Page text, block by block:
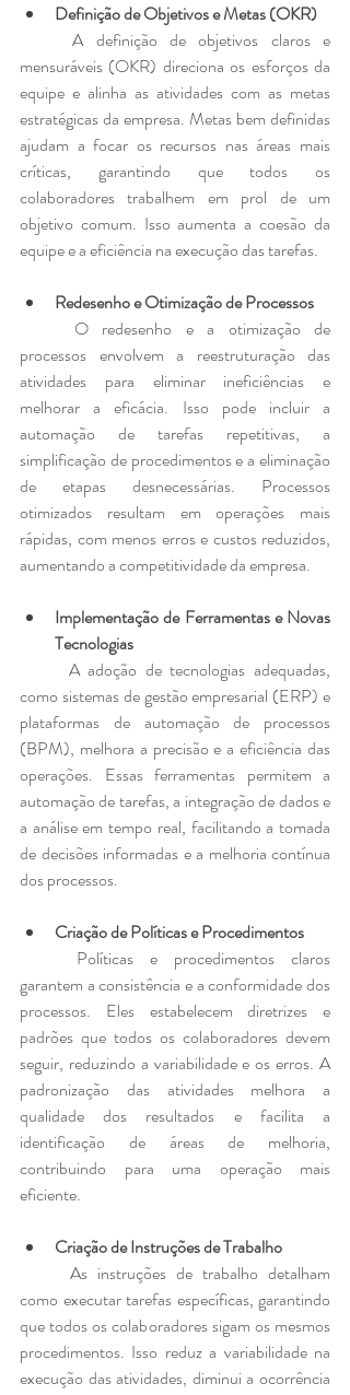
Definição de Objetivos e Metas (OKR)
	A definição de objetivos claros e
mensuráveis (OKR) direciona os esforços da
equipe e alinha as atividades com as metas
estratégicas da empresa. Metas bem definidas
ajudam a focar os recursos nas áreas mais
críticas, garantindo que todos os
colaboradores trabalhem em prol de um
objetivo comum. Isso aumenta a coesão da
equipe e a eficiência na execução das tarefas.
Redesenho e Otimização de Processos
processos envolvem a reestruturação das
atividades para eliminar ineficiências e
melhorar a eficácia. Isso pode incluir a
automação de tarefas repetitivas, a
simplificação de procedimentos e a eliminação
de etapas desnecessárias. Processos
otimizados resultam em operações mais
rápidas, com menos erros e custos reduzidos,
aumentando a competitividade da empresa.
Implementação de Ferramentas e Novas
Tecnologias
como sistemas de gestão empresarial (ERP) e
plataformas de automação de processos
(BPM), melhora a precisão e a eficiência das
operações. Essas ferramentas permitem a
automação de tarefas, a integração de dados e
a análise em tempo real, facilitando a tomada
de decisões informadas e a melhoria contínua
dos processos.
Criação de Políticas e Procedimentos
garantem a consistência e a conformidade dos
processos. Eles estabelecem diretrizes e
padrões que todos os colaboradores devem
seguir, reduzindo a variabilidade e os erros. A
padronização das atividades melhora a
qualidade dos resultados e facilita a
identificação de áreas de melhoria,
contribuindo para uma operação mais
eficiente.
Criação de Instruções de Trabalho
como executar tarefas específicas, garantindo
que todos os colaboradores sigam os mesmos
procedimentos. Isso reduz a variabilidade na
execução das atividades, diminui a ocorrência